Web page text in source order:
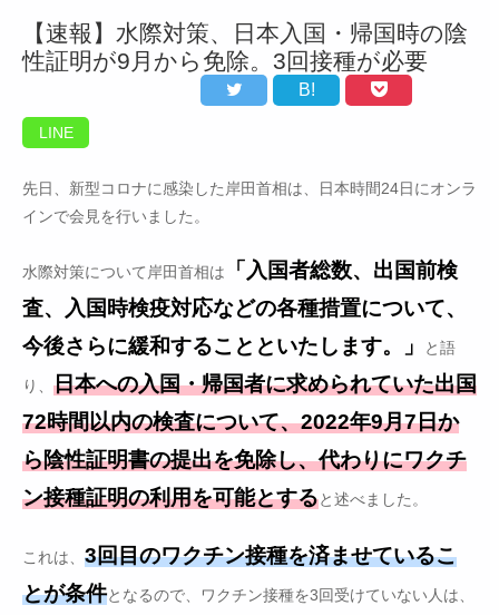
【速報】水際対策、日本入国・帰国時の陰
性証明が9月から免除。3回接種が必要
B!
LINE
先日、新型コロナに感染した岸田首相は、日本時間24日にオンラ
インで会見を行いました。
水際対策について岸田首相は
「入国者総数、出国前検
査、入国時検疫対応などの各種措置について、
今後さらに緩和することといたします。」
と語
り、 日本への入国・帰国者に求められていた出国
72時間以内の検査について、2022年9月7日か
ら陰性証明書の提出を免除し、代わりにワクチ
ン接種証明の利用を可能とすると述べました。
これは、 3回目のワクチン接種を済ませているこ
とが条件となるので、ワクチン接種を3回受けていない人は、